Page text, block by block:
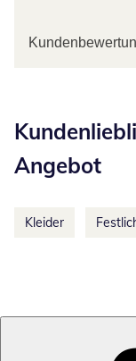
Angebot
Kleider